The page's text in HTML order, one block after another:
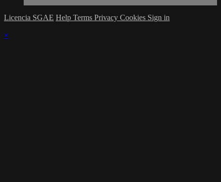
Licencia SGAE Help Terms Privacy Cookies Sign in
×